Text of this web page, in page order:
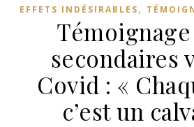
EFFETS INDÉSIRABLES,
secondaires
Covid : «
c’est un